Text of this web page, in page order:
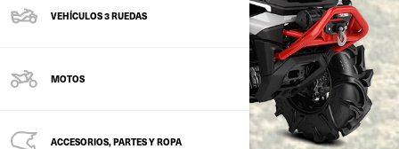
VEHÍCULOS 3 RUEDAS
MOTOS
ACCESORIOS, PARTES Y ROPA